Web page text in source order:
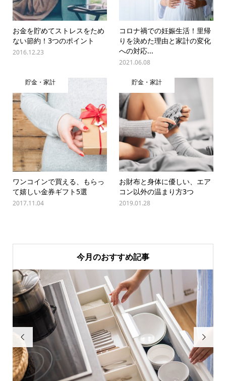
お金を貯めてストレスをため
ない節約！3つのポイント
2016.12.23
コロナ禍での妊娠生活！里帰
りを決めた理由と家計の変化
への対応...
2021.06.08
貯金・家計
ワンコインで買える、もらっ
て嬉しい金券ギフト5選
2017.11.04
貯金・家計
お財布と身体に優しい、エア
コン以外の温まり方3つ
2019.01.28
今月のおすすめ記事
 